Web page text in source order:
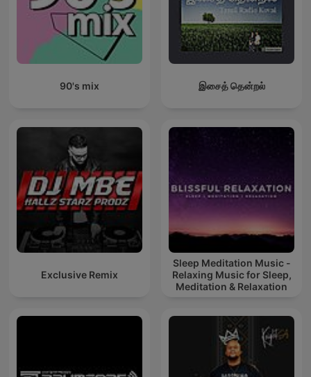
90's mix இசைத் தென்றல்
Exclusive Remix
Sleep Meditation Music -
Relaxing Music for Sleep,
Meditation & Relaxation